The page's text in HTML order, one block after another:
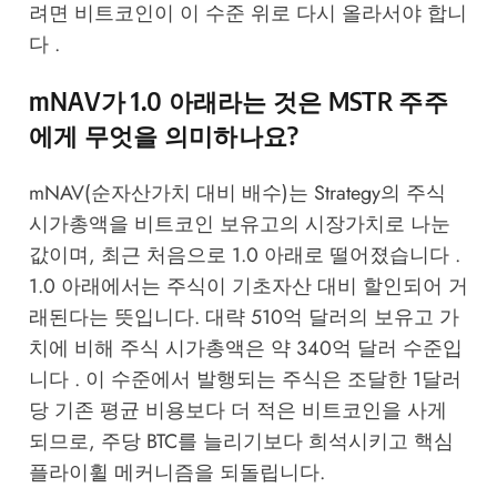
려면 비트코인이 이 수준 위로 다시 올라서야 합니
다 .
mNAV가 1.0 아래라는 것은 MSTR 주주
에게 무엇을 의미하나요?
mNAV(순자산가치 대비 배수)는 Strategy의 주식
시가총액을 비트코인 보유고의 시장가치로 나눈
값이며, 최근 처음으로 1.0 아래로 떨어졌습니다 .
1.0 아래에서는 주식이 기초자산 대비 할인되어 거
래된다는 뜻입니다. 대략 510억 달러의 보유고 가
치에 비해 주식 시가총액은 약 340억 달러 수준입
니다 . 이 수준에서 발행되는 주식은 조달한 1달러
당 기존 평균 비용보다 더 적은 비트코인을 사게
되므로, 주당 BTC를 늘리기보다 희석시키고 핵심
플라이휠 메커니즘을 되돌립니다.